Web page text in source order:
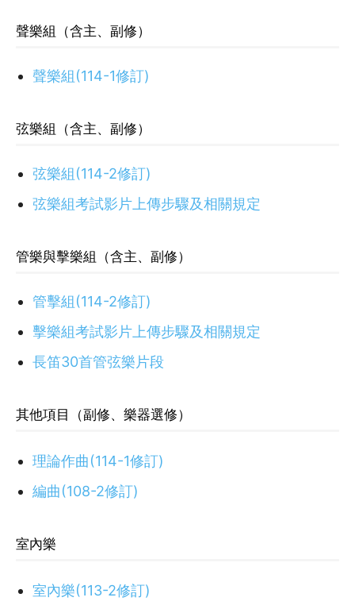
聲樂組（含主、副修）
聲樂組(114-1修訂)
弦樂組（含主、副修）
弦樂組(114-2修訂)
弦樂組考試影片上傳步驟及相關規定
管樂與擊樂組（含主、副修）
管擊組(114-2修訂)
擊樂組考試影片上傳步驟及相關規定
長笛30首管弦樂片段
其他項目（副修、樂器選修）
理論作曲(114-1修訂)
編曲(108-2修訂)
室內樂
室內樂(113-2修訂)